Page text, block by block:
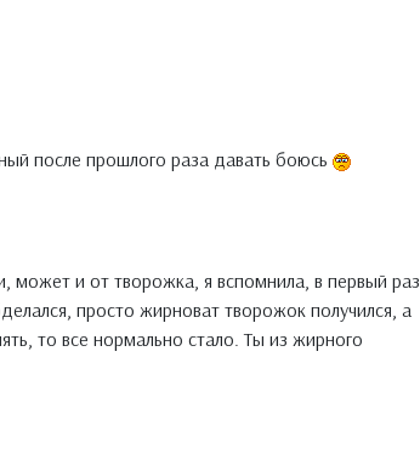
после прошлого раза давать боюсь
может и от творожка, я вспомнила, в первый раз
просто жирноват творожок получился, а
то все нормально стало. Ты из жирного